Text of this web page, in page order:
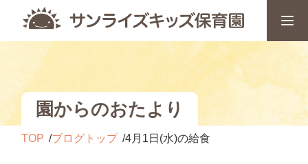
園からのおたより
TOP ブログトップ 4月1日(水)の給食